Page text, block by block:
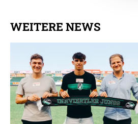
WEITERE NEWS